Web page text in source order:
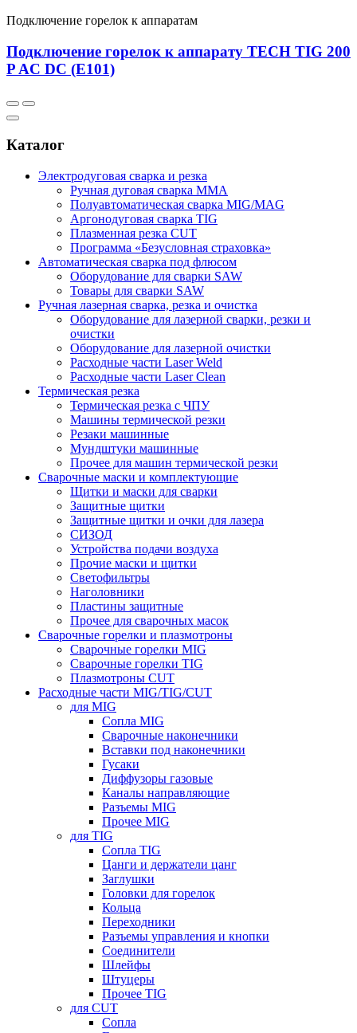
Подключение горелок к аппаратам
Подключение горелок к аппарату TECH TIG 200
P AC DC (E101)
Каталог
Электродуговая сварка и резка
Ручная дуговая сварка MMA
Полуавтоматическая сварка MIG/MAG
Аргонодуговая сварка TIG
Плазменная резка CUT
Программа «Безусловная страховка»
Автоматическая сварка под флюсом
Оборудование для сварки SAW
Товары для сварки SAW
Ручная лазерная сварка, резка и очистка
Оборудование для лазерной сварки, резки и
очистки
Оборудование для лазерной очистки
Расходные части Laser Weld
Расходные части Laser Clean
Термическая резка
Термическая резка с ЧПУ
Машины термической резки
Резаки машинные
Мундштуки машинные
Прочее для машин термической резки
Сварочные маски и комплектующие
Щитки и маски для сварки
Защитные щитки
Защитные щитки и очки для лазера
СИЗОД
Устройства подачи воздуха
Прочие маски и щитки
Светофильтры
Наголовники
Пластины защитные
Прочее для сварочных масок
Сварочные горелки и плазмотроны
Сварочные горелки MIG
Сварочные горелки TIG
Плазмотроны CUT
Расходные части MIG/TIG/CUT
для MIG
Сопла MIG
Сварочные наконечники
Вставки под наконечники
Гусаки
Диффузоры газовые
Каналы направляющие
Разъемы MIG
Прочее MIG
для TIG
Сопла TIG
Цанги и держатели цанг
Заглушки
Головки для горелок
Кольца
Переходники
Разъемы управления и кнопки
Соединители
Шлейфы
Штуцеры
Прочее TIG
для CUT
Сопла